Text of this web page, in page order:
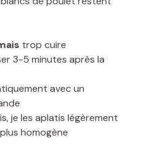
trop cuire
3-5 minutes après la
avec un
je les aplatis légèrement
homogène